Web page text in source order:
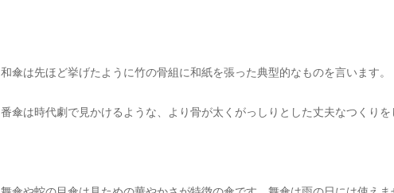
和傘は先ほど挙げたように竹の骨組に和紙を張った典型的なものを言います。
番傘は時代劇で見かけるような、より骨が太くがっしりとした丈夫なつくり